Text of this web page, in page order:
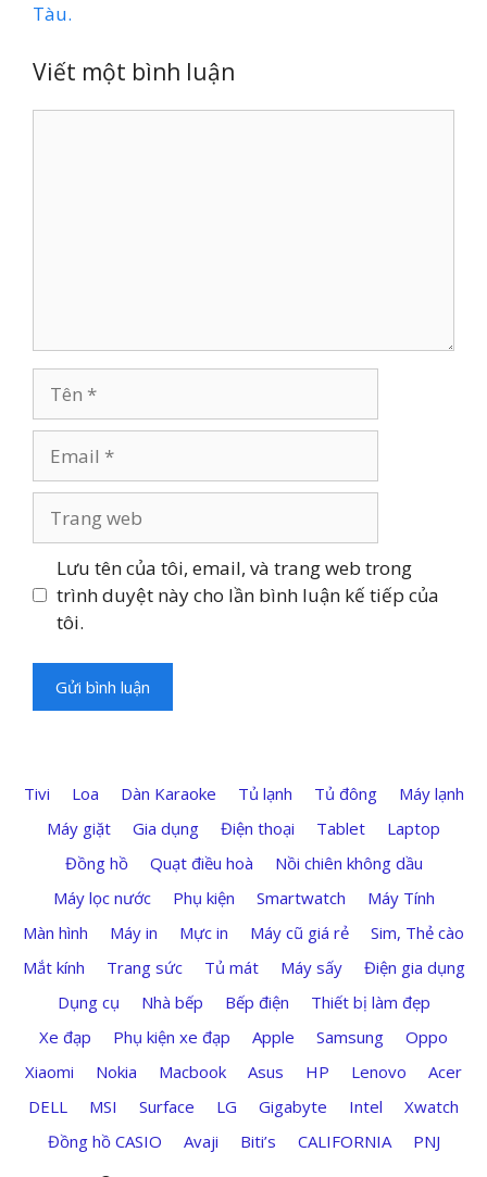
Tàu.
Viết một bình luận
web
Lưu tên của tôi, email, và trang web trong
trình duyệt này cho lần bình luận kế tiếp của
tôi.
Tivi Loa Dàn Karaoke Tủ lạnh Tủ đông
Máy lạnh
Máy giặt
Gia dụng Điện thoại Tablet
Laptop
Đồng hồ
Quạt điều hoà
Nồi chiên không dầu
Máy lọc nước
Phụ kiện Smartwatch
Máy Tính
Màn hình
Máy in Mực in Máy cũ giá rẻ
Sim, Thẻ cào
Mắt kính
Trang sức Tủ mát Máy sấy
Điện gia dụng
Dụng cụ
Nhà bếp Bếp điện
Thiết bị làm đẹp
Xe đạp
Phụ kiện xe đạp Apple Samsung
Oppo
Xiaomi
Nokia Macbook Asus HP Lenovo
Acer
DELL
MSI Surface LG Gigabyte Intel
Xwatch
Đồng hồ CASIO
Avaji Biti’s CALIFORNIA
PNJ